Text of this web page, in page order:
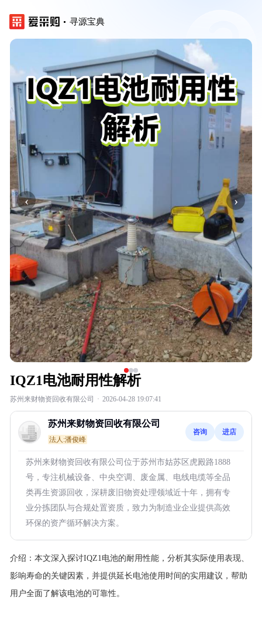
寻源宝典
‹ ›
IQZ1电池耐用性解析
苏州来财物资回收有限公司 · 2026-04-28 19:07:41
苏州来财物资回收有限公司
法人:潘俊峰
咨询 进店
苏州来财物资回收有限公司位于苏州市姑苏区虎殿路1888
号，专注机械设备、中央空调、废金属、电线电缆等全品
类再生资源回收，深耕废旧物资处理领域近十年，拥有专
业分拣团队与合规处置资质，致力为制造业企业提供高效
环保的资产循环解决方案。
介绍： 本文深入探讨IQZ1电池的耐用性能，分析其实际使用表现、
影响寿命的关键因素，并提供延长电池使用时间的实用建议，帮助
用户全面了解该电池的可靠性。